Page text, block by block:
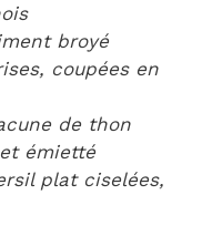
broyé
coupées en
de thon
émietté
plat ciselées,